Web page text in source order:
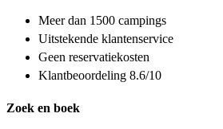
Meer dan 1500 campings
Uitstekende klantenservice
Geen reservatiekosten
Klantbeoordeling 8.6/10
Zoek en boek